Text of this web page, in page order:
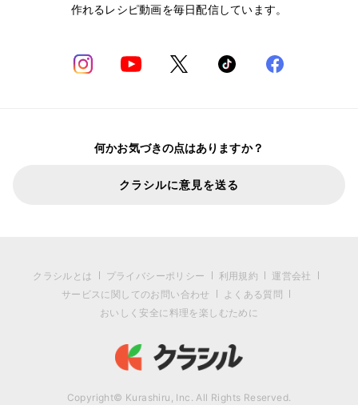
作れるレシピ動画を毎日配信しています。
何かお気づきの点はありますか？
クラシルに意見を送る
クラシルとは プライバシーポリシー 利用規約
運営会社
サービスに関してのお問い合わせ
よくある質問
おいしく安全に料理を楽しむために
Copyright© Kurashiru, Inc. All Rights Reserved.